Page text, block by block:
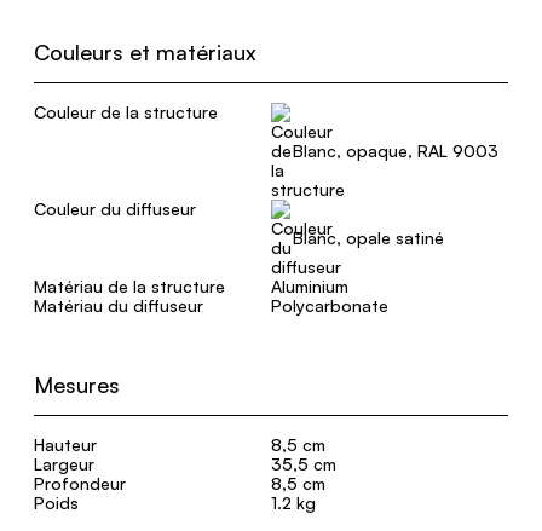
Couleurs et matériaux
Couleur de la structure
Blanc, opaque, RAL 9003
Couleur du diffuseur
Blanc, opale satiné
Matériau de la structure
Aluminium
Matériau du diffuseur
Polycarbonate
Mesures
Hauteur
8,5 cm
Largeur
35,5 cm
Profondeur
8,5 cm
Poids
1.2 kg